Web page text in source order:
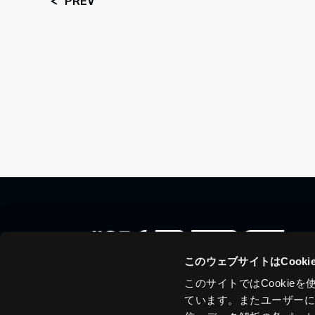
このウェブサイトは
このサイトではCookieを
ています。またユーザー